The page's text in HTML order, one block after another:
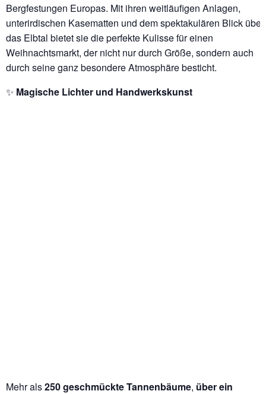
Bergfestungen Europas. Mit ihren weitläufigen Anlagen,
unterirdischen Kasematten und dem spektakulären Blick über
das Elbtal bietet sie die perfekte Kulisse für einen
Weihnachtsmarkt, der nicht nur durch Größe, sondern auch
durch seine ganz besondere Atmosphäre besticht.
✨ Magische Lichter und Handwerkskunst
Mehr als250 geschmückte Tannenbäume, über ein